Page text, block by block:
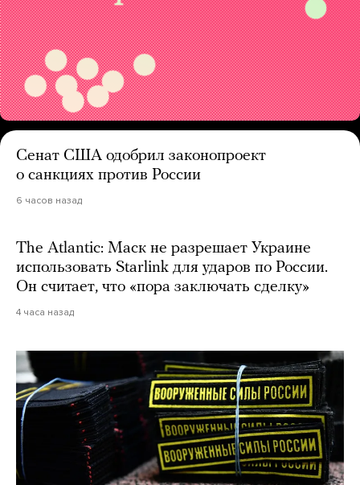
Сенат США одобрил законопроект
о санкциях против России
6 часов назад
The Atlantic: Маск не разрешает Украине
использовать Starlink для ударов по России.
Он считает, что «пора заключать сделку»
4 часа назад